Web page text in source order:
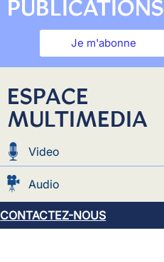
PUBLICATIONS
Je m'abonne
ESPACE
MULTIMEDIA
Video
Audio
CONTACTEZ-NOUS